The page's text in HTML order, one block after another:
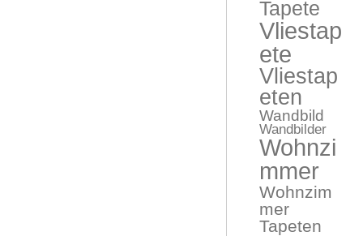
Tapete
Vliestap
ete
Vliestap
eten
Wandbild
Wandbilder
Wohnzi
mmer
Wohnzim
mer
Tapeten